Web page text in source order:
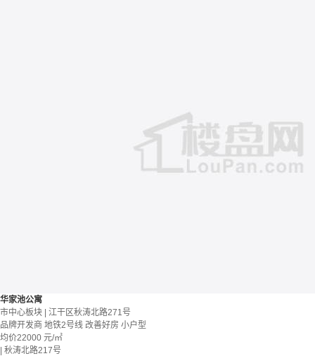
华家池公寓
市中心板块 | 江干区秋涛北路271号
品牌开发商 地铁2号线 改善好房 小户型
均价22000 元/㎡
| 秋涛北路217号